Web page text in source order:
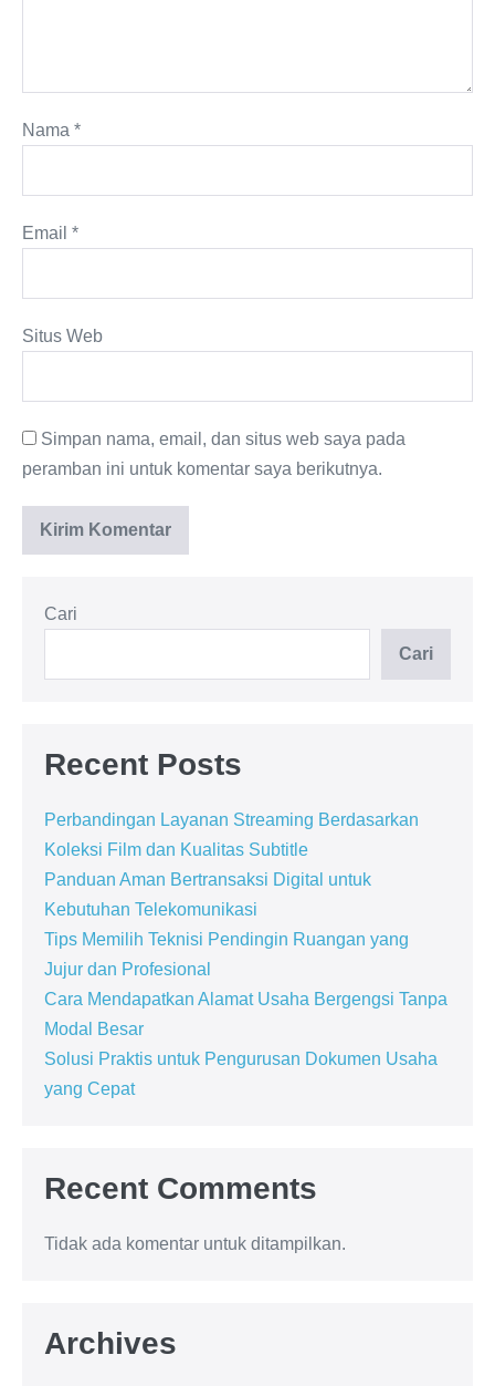
Nama *
Email *
Situs Web
Simpan nama, email, dan situs web saya pada
peramban ini untuk komentar saya berikutnya.
Cari
Cari
Recent Posts
Perbandingan Layanan Streaming Berdasarkan
Koleksi Film dan Kualitas Subtitle
Panduan Aman Bertransaksi Digital untuk
Kebutuhan Telekomunikasi
Tips Memilih Teknisi Pendingin Ruangan yang
Jujur dan Profesional
Cara Mendapatkan Alamat Usaha Bergengsi Tanpa
Modal Besar
Solusi Praktis untuk Pengurusan Dokumen Usaha
yang Cepat
Recent Comments
Tidak ada komentar untuk ditampilkan.
Archives